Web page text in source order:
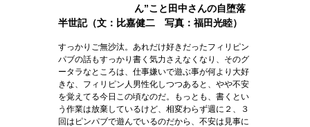
ん”こと田中さんの自堕落
半世記（文：比嘉健二 写真：福田光睦）
すっかりご無沙汰。あれだけ好きだったフィリピン
パブの話もすっかり書く気力さえなくなり、そのグ
ータラなところは、仕事嫌いで遊ぶ事が何より大好
きな、フィリピン人男性化しつつあると、やや不安
を覚えてる今日この頃なのだ。もっとも、書くとい
う作業は放棄しているけど、相変わらず週に２、３
回はピンパブで遊んでいるのだから、不安は見事に